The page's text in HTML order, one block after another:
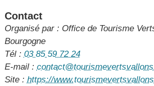
Contact
Organisé par : Office de Tourisme
Bourgogne
Tél : 03 85 59 72 24
E-mail :
Site : https://